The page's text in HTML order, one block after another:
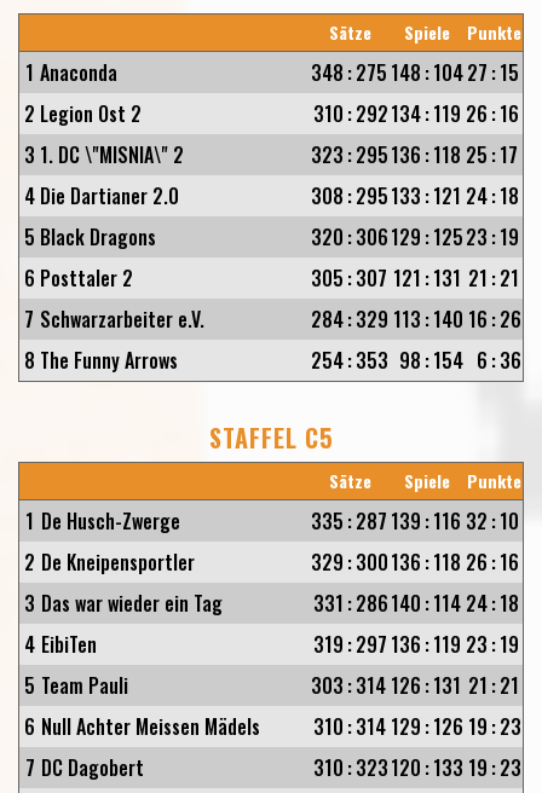
Sätze Spiele Punkte
1 Anaconda 348 :275 148 :10427 :15
2 Legion Ost 2 310 :292134:119 26 :16
3 1. DC \"MISNIA\" 2 323 :295136 :118 25 :17
4 Die Dartianer 2.0 308 :295133 :121 24:18
5 Black Dragons 320 :306129 :12523 :19
6 Posttaler 2 305 :307 121 :131 21 :21
7 Schwarzarbeiter e.V. 284:329 113 :140 16 :26
8 The Funny Arrows 254:353 98 :154 6 :36
STAFFEL C5
Sätze Spiele Punkte
1 De Husch-Zwerge 335 :287 139 :116 32 :10
2 De Kneipensportler 329 :300136 :118 26 :16
3 Das war wieder ein Tag 331 :286140 :114 24:18
4 EibiTen 319 :297 136 :119 23 :19
5 Team Pauli 303 :314 126 :131 21 :21
6 Null Achter Meissen Mädels 310 :314 129 :126 19 :23
7 DC Dagobert 310 :323120 :133 19 :23